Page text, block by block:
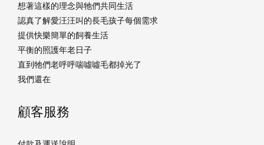
想著這樣的理念與牠們共同生活
認真了解愛汪汪叫的長毛孩子每個需求
提供快樂簡單的飼養生活
平衡的照護年老日子
直到牠們老呼呼喘噓噓毛都掉光了
我們還在
顧客服務